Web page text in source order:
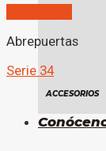
ACCESORIOS
Abrepuertas
Serie 34